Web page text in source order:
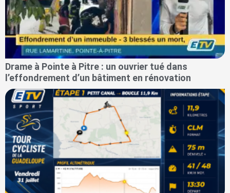
Drame à Pointe à Pitre : un ouvrier tué dans
l’effondrement d’un bâtiment en rénovation